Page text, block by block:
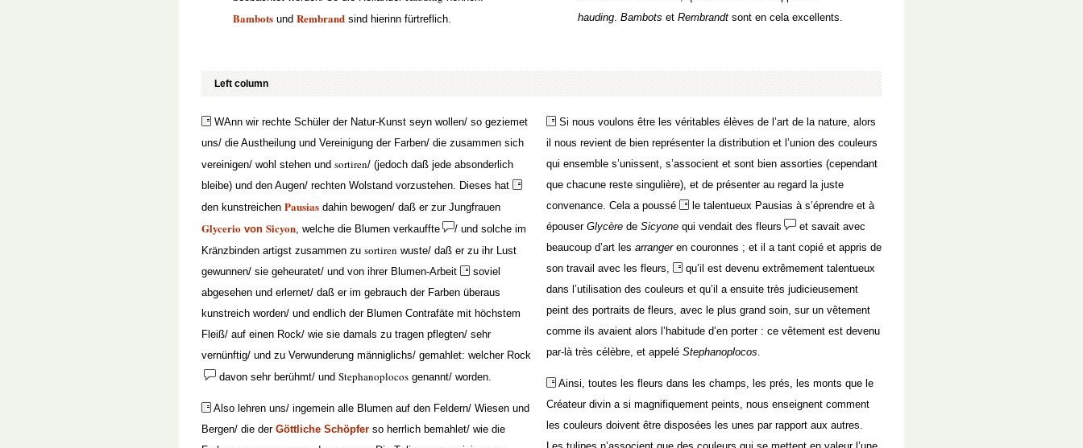
Bambots und Rembrand sind hierinn fürtreflich.
hauding. Bambots et Rembrandt sont en cela excellents.
Left column
WAnn wir rechte Schüler der Natur-Kunst seyn wollen/ so geziemet
uns/ die Austheilung und Vereinigung der Farben/ die zusammen sich
vereinigen/ wohl stehen und sortiren/ (jedoch daß jede absonderlich
bleibe) und den Augen/ rechten Wolstand vorzustehen. Dieses hat
den kunstreichen Pausias dahin bewogen/ daß er zur Jungfrauen
Glycerio von Sicyon , welche die Blumen verkauffte
/ und solche im
Kränzbinden artigst zusammen zu sortiren wuste/ daß er zu ihr Lust
gewunnen/ sie geheuratet/ und von ihrer Blumen-Arbeit
soviel
abgesehen und erlernet/ daß er im gebrauch der Farben überaus
kunstreich worden/ und endlich der Blumen Contrafäte mit höchstem
Fleiß/ auf einen Rock/ wie sie damals zu tragen pflegten/ sehr
vernünftig/ und zu Verwunderung männiglichs/ gemahlet: welcher Rock
davon sehr berühmt/ und Stephanoplocos genannt/ worden.
Also lehren uns/ ingemein alle Blumen auf den Feldern/ Wiesen und
Bergen/ die der Göttliche Schöpfer so herrlich bemahlet/ wie die
Si nous voulons être les véritables élèves de l’art de la nature, alors
il nous revient de bien représenter la distribution et l’union des couleurs
qui ensemble s’unissent, s’associent et sont bien assorties (cependant
que chacune reste singulière), et de présenter au regard la juste
convenance. Cela a poussé
le talentueux Pausias à s’éprendre et à
épouser Glycère de Sicyone qui vendait des fleurs
et savait avec
beaucoup d’art les arrangeren couronnes ; et il a tant copié et appris de
son travail avec les fleurs,
qu’il est devenu extrêmement talentueux
dans l’utilisation des couleurs et qu’il a ensuite très judicieusement
peint des portraits de fleurs, avec le plus grand soin, sur un vêtement
comme ils avaient alors l’habitude d’en porter : ce vêtement est devenu
par-là très célèbre, et appelé Stephanoplocos
Ainsi, toutes les fleurs dans les champs, les prés, les monts que le
Créateur divin a si magnifiquement peints, nous enseignent comment
les couleurs doivent être disposées les unes par rapport aux autres.